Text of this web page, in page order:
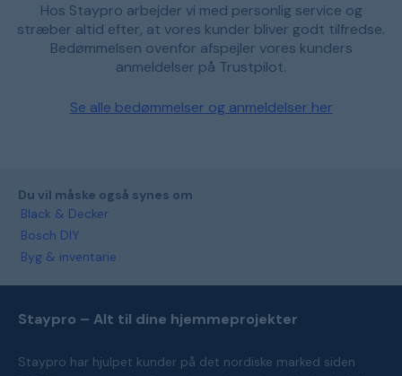
Hos Staypro arbejder vi med personlig service og
stræber altid efter, at vores kunder bliver godt tilfredse.
Bedømmelsen ovenfor afspejler vores kunders
anmeldelser på Trustpilot.
Se alle bedømmelser og anmeldelser her
Du vil måske også synes om
Black & Decker
Bosch DIY
Byg & inventarie
Staypro – Alt til dine hjemmeprojekter
Staypro har hjulpet kunder på det nordiske marked siden